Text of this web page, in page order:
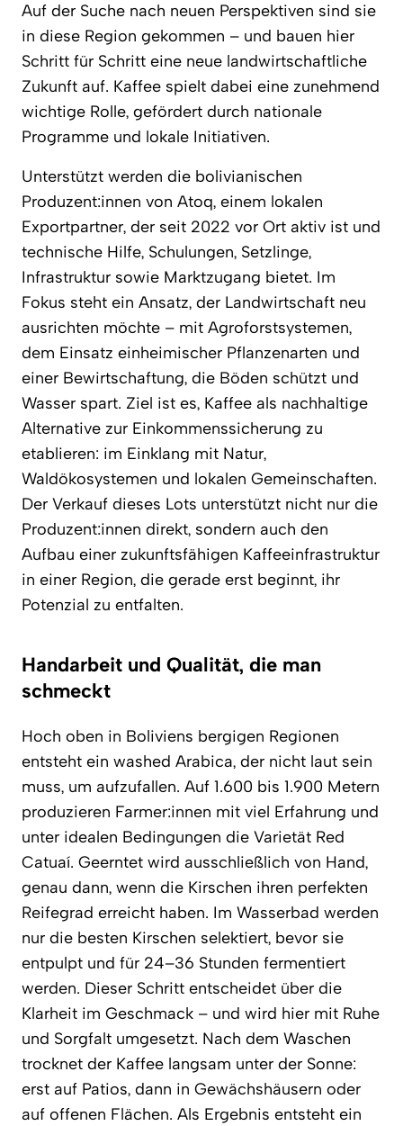
Auf der Suche nach neuen Perspektiven sind sie
in diese Region gekommen – und bauen hier
Schritt für Schritt eine neue landwirtschaftliche
Zukunft auf. Kaffee spielt dabei eine zunehmend
wichtige Rolle, gefördert durch nationale
Programme und lokale Initiativen.
Unterstützt werden die bolivianischen
Produzent:innen von Atoq, einem lokalen
Exportpartner, der seit 2022 vor Ort aktiv ist und
technische Hilfe, Schulungen, Setzlinge,
Infrastruktur sowie Marktzugang bietet. Im
Fokus steht ein Ansatz, der Landwirtschaft neu
ausrichten möchte – mit Agroforstsystemen,
dem Einsatz einheimischer Pflanzenarten und
einer Bewirtschaftung, die Böden schützt und
Wasser spart. Ziel ist es, Kaffee als nachhaltige
Alternative zur Einkommenssicherung zu
etablieren: im Einklang mit Natur,
Waldökosystemen und lokalen Gemeinschaften.
Der Verkauf dieses Lots unterstützt nicht nur die
Produzent:innen direkt, sondern auch den
Aufbau einer zukunftsfähigen Kaffeeinfrastruktur
in einer Region, die gerade erst beginnt, ihr
Potenzial zu entfalten.
Handarbeit und Qualität, die man
schmeckt
Hoch oben in Boliviens bergigen Regionen
entsteht ein washed Arabica, der nicht laut sein
muss, um aufzufallen. Auf 1.600 bis 1.900 Metern
produzieren Farmer:innen mit viel Erfahrung und
unter idealen Bedingungen die Varietät Red
Catuaí. Geerntet wird ausschließlich von Hand,
genau dann, wenn die Kirschen ihren perfekten
Reifegrad erreicht haben. Im Wasserbad werden
nur die besten Kirschen selektiert, bevor sie
entpulpt und für 24–36 Stunden fermentiert
werden. Dieser Schritt entscheidet über die
Klarheit im Geschmack – und wird hier mit Ruhe
und Sorgfalt umgesetzt. Nach dem Waschen
trocknet der Kaffee langsam unter der Sonne:
erst auf Patios, dann in Gewächshäusern oder
auf offenen Flächen. Als Ergebnis entsteht ein